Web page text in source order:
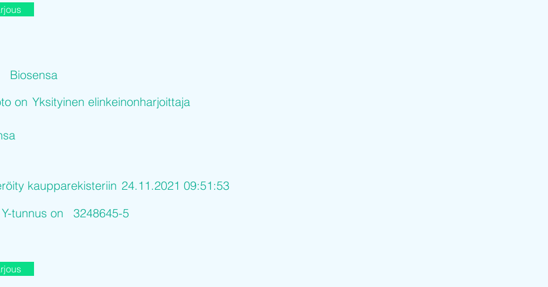
Biosensa
Yksityinen elinkeinonharjoittaja
on
kaupparekisteriin 24.11.2021 09:51:53
tunnus on
3248645-5